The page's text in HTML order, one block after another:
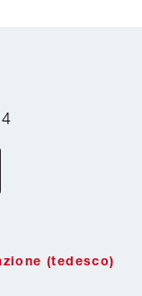
(tedesco)